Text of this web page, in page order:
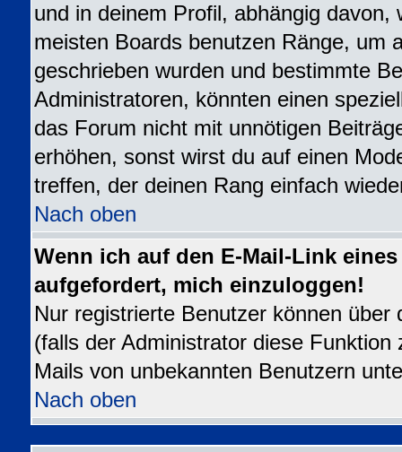
und in deinem Profil, abhängig
meisten Boards benutzen Ränge, um
geschrieben wurden und bestimmte
Administratoren, könnten einen
das Forum nicht mit unnötigen
erhöhen, sonst wirst du auf einen
treffen, der deinen Rang einfach
Nach oben
Wenn ich auf den E-Mail-Link
aufgefordert, mich einzuloggen!
Nur registrierte Benutzer können
(falls der Administrator diese
Mails von unbekannten Benutzern
Nach oben